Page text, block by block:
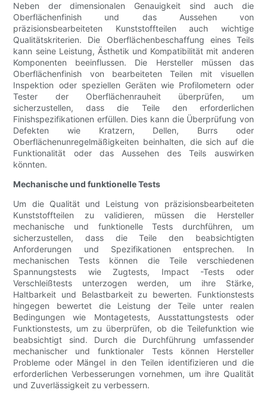
Neben der dimensionalen Genauigkeit sind auch die
Oberflächenfinish und das Aussehen von
präzisionsbearbeiteten Kunststoffteilen auch wichtige
Qualitätskriterien. Die Oberflächenbeschaffung eines Teils
kann seine Leistung, Ästhetik und Kompatibilität mit anderen
Komponenten beeinflussen. Die Hersteller müssen das
Oberflächenfinish von bearbeiteten Teilen mit visuellen
Inspektion oder speziellen Geräten wie Profilometern oder
Tester der Oberflächenrauheit überprüfen, um
sicherzustellen, dass die Teile den erforderlichen
Finishspezifikationen erfüllen. Dies kann die Überprüfung von
Defekten wie Kratzern, Dellen, Burrs oder
Oberflächenunregelmäßigkeiten beinhalten, die sich auf die
Funktionalität oder das Aussehen des Teils auswirken
könnten.
Mechanische und funktionelle Tests
Um die Qualität und Leistung von präzisionsbearbeiteten
Kunststoffteilen zu validieren, müssen die Hersteller
mechanische und funktionelle Tests durchführen, um
sicherzustellen, dass die Teile den beabsichtigten
Anforderungen und Spezifikationen entsprechen. In
mechanischen Tests können die Teile verschiedenen
Spannungstests wie Zugtests, Impact -Tests oder
Verschleißtests unterzogen werden, um ihre Stärke,
Haltbarkeit und Belastbarkeit zu bewerten. Funktionstests
hingegen bewertet die Leistung der Teile unter realen
Bedingungen wie Montagetests, Ausstattungstests oder
Funktionstests, um zu überprüfen, ob die Teilefunktion wie
beabsichtigt sind. Durch die Durchführung umfassender
mechanischer und funktionaler Tests können Hersteller
Probleme oder Mängel in den Teilen identifizieren und die
erforderlichen Verbesserungen vornehmen, um ihre Qualität
und Zuverlässigkeit zu verbessern.